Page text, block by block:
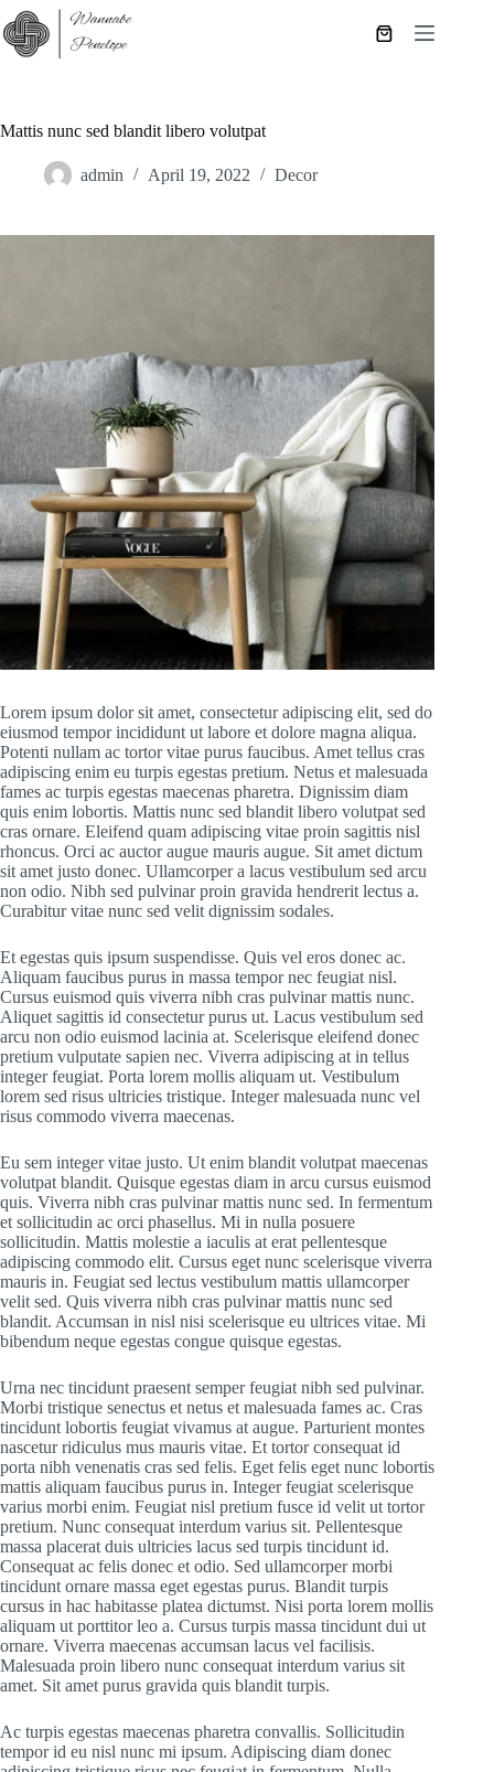
Skip
to
content
Shopping
Mattis nunc sed blandit libero volutpat
admin April 19, 2022 Decor
Lorem ipsum dolor sit amet, consectetur adipiscing elit, sed do
eiusmod tempor incididunt ut labore et dolore magna aliqua.
Potenti nullam ac tortor vitae purus faucibus. Amet tellus cras
adipiscing enim eu turpis egestas pretium. Netus et malesuada
fames ac turpis egestas maecenas pharetra. Dignissim diam
quis enim lobortis. Mattis nunc sed blandit libero volutpat sed
cras ornare. Eleifend quam adipiscing vitae proin sagittis nisl
rhoncus. Orci ac auctor augue mauris augue. Sit amet dictum
sit amet justo donec. Ullamcorper a lacus vestibulum sed arcu
non odio. Nibh sed pulvinar proin gravida hendrerit lectus a.
Curabitur vitae nunc sed velit dignissim sodales.
Et egestas quis ipsum suspendisse. Quis vel eros donec ac.
Aliquam faucibus purus in massa tempor nec feugiat nisl.
Cursus euismod quis viverra nibh cras pulvinar mattis nunc.
Aliquet sagittis id consectetur purus ut. Lacus vestibulum sed
arcu non odio euismod lacinia at. Scelerisque eleifend donec
pretium vulputate sapien nec. Viverra adipiscing at in tellus
integer feugiat. Porta lorem mollis aliquam ut. Vestibulum
lorem sed risus ultricies tristique. Integer malesuada nunc vel
risus commodo viverra maecenas.
Eu sem integer vitae justo. Ut enim blandit volutpat maecenas
volutpat blandit. Quisque egestas diam in arcu cursus euismod
quis. Viverra nibh cras pulvinar mattis nunc sed. In fermentum
et sollicitudin ac orci phasellus. Mi in nulla posuere
sollicitudin. Mattis molestie a iaculis at erat pellentesque
adipiscing commodo elit. Cursus eget nunc scelerisque viverra
mauris in. Feugiat sed lectus vestibulum mattis ullamcorper
velit sed. Quis viverra nibh cras pulvinar mattis nunc sed
blandit. Accumsan in nisl nisi scelerisque eu ultrices vitae. Mi
bibendum neque egestas congue quisque egestas.
Urna nec tincidunt praesent semper feugiat nibh sed pulvinar.
Morbi tristique senectus et netus et malesuada fames ac. Cras
tincidunt lobortis feugiat vivamus at augue. Parturient montes
nascetur ridiculus mus mauris vitae. Et tortor consequat id
porta nibh venenatis cras sed felis. Eget felis eget nunc lobortis
mattis aliquam faucibus purus in. Integer feugiat scelerisque
varius morbi enim. Feugiat nisl pretium fusce id velit ut tortor
pretium. Nunc consequat interdum varius sit. Pellentesque
massa placerat duis ultricies lacus sed turpis tincidunt id.
Consequat ac felis donec et odio. Sed ullamcorper morbi
tincidunt ornare massa eget egestas purus. Blandit turpis
cursus in hac habitasse platea dictumst. Nisi porta lorem mollis
aliquam ut porttitor leo a. Cursus turpis massa tincidunt dui ut
ornare. Viverra maecenas accumsan lacus vel facilisis.
Malesuada proin libero nunc consequat interdum varius sit
amet. Sit amet purus gravida quis blandit turpis.
Ac turpis egestas maecenas pharetra convallis. Sollicitudin
tempor id eu nisl nunc mi ipsum. Adipiscing diam donec